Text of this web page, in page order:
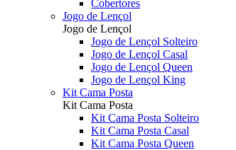
Cobertores
Jogo de Lençol
Jogo de Lençol
Jogo de Lençol Solteiro
Jogo de Lençol Casal
Jogo de Lençol Queen
Jogo de Lençol King
Kit Cama Posta
Kit Cama Posta
Kit Cama Posta Solteiro
Kit Cama Posta Casal
Kit Cama Posta Queen